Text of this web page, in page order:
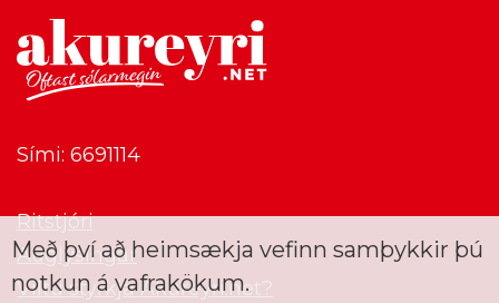
Sími: 6691114
Ritstjóri
Auglýsingar
Viltu styrkja Akureyri.net?
Með því að heimsækja vefinn samþykkir þú
notkun á vafrakökum.